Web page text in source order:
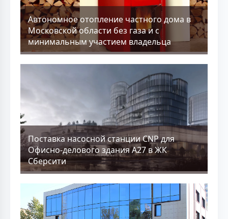
Aвтономное отопление частного дома в
Московской области без газа и с
минимальным участием владельца
Поставка насосной станции CNP для
Офисно-делового здания А27 в ЖК
Сберсити